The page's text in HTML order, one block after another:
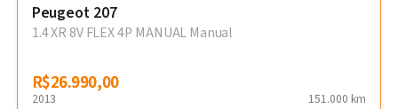
Peugeot 207
1.4 XR 8V FLEX 4P MANUAL Manual
R$26.990,00
R$26.990,00
2013 151.000 km